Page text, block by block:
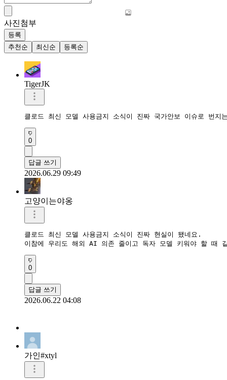
사진첨부
등록
추천순
최신순 등록순
TigerJK
클로드 최신 모델 사용금지 소식이 진짜 국가안보 이슈로 번
0
답글 쓰기
2026.06.29 09:49
고양이는야옹
클로드 최신 모델 사용금지 소식이 진짜 현실이 됐네요.
이참에 우리도 해외 AI 의존 줄이고 독자 모델 키워야 할
0
답글 쓰기
2026.06.22 04:08
가인#xtyl